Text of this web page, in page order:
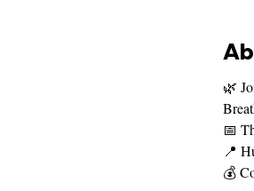
🌿
📅
📍
💰